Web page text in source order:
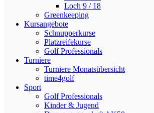
Loch 9 / 18
Greenkeeping
Kursangebote
Schnupperkurse
Platzreifekurse
Golf Professionals
Turniere
Turniere Monatsübersicht
time4golf
Sport
Golf Professionals
Kinder & Jugend